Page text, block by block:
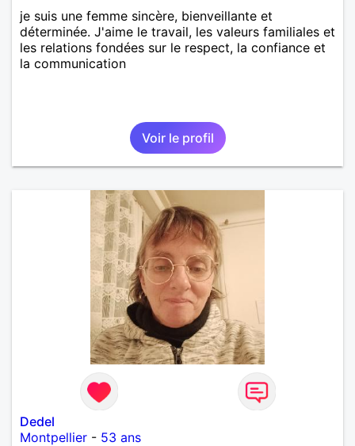
je suis une femme sincère, bienveillante et
déterminée. J'aime le travail, les valeurs familiales et
les relations fondées sur le respect, la confiance et
la communication
Voir le profil
Dedel
Montpellier - 53 ans